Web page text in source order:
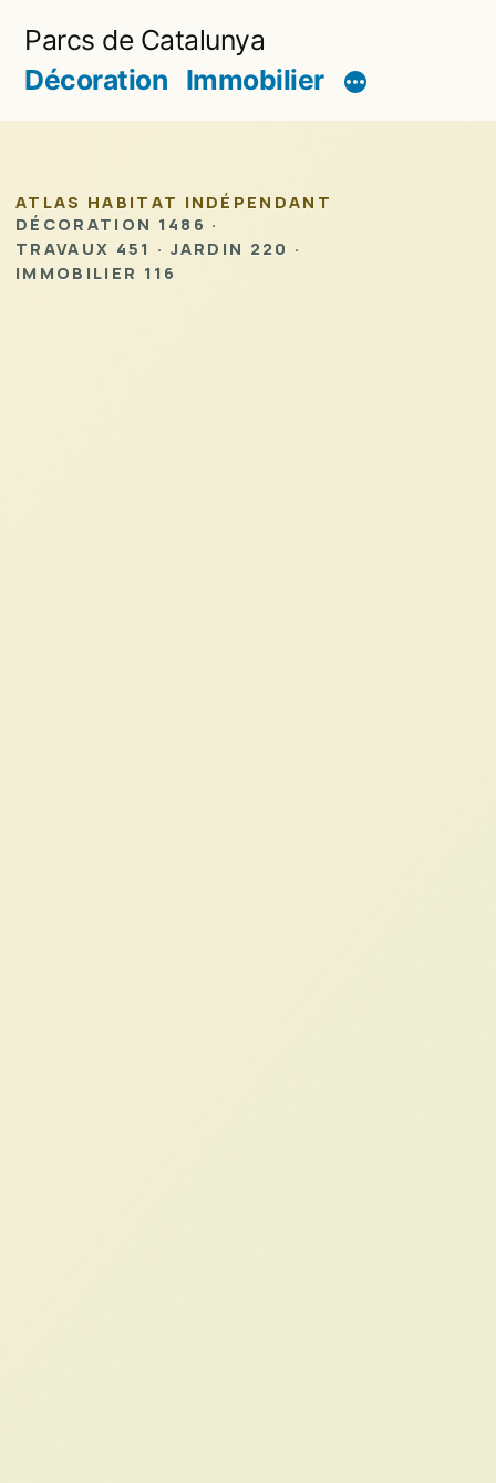
au
Parcs de Catalunya
Décoration Immobilier
ATLAS HABITAT INDÉPENDANT
DÉCORATION 1486 ·
TRAVAUX 451 · JARDIN 220 ·
IMMOBILIER 116